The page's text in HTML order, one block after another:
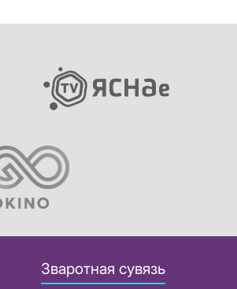
Зваротная сувязь